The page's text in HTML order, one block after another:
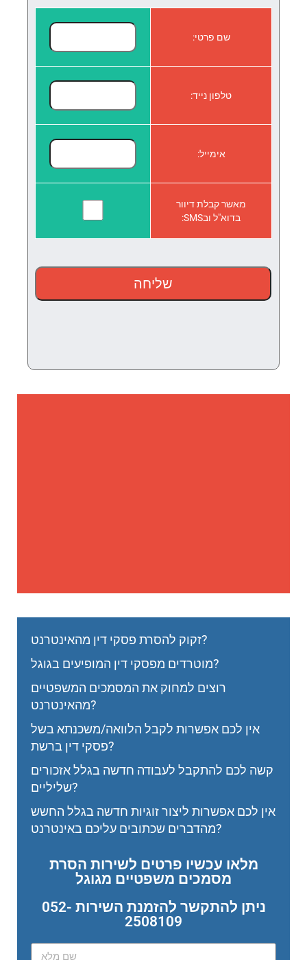
שם פרטי:
טלפון נייד:
אימייל:
מאשר קבלת דיוור
בדוא"ל ובSMS:
זקוק להסרת פסקי דין מהאינטרנט?
מוטרדים מפסקי דין המופיעים בגוגל?
רוצים למחוק את המסמכים המשפטיים
מהאינטרנט?
אין לכם אפשרות לקבל הלוואה/משכנתא בשל
פסקי דין ברשת?
קשה לכם להתקבל לעבודה חדשה בגלל אזכורים
שליליים?
אין לכם אפשרות ליצור זוגיות חדשה בגלל החשש
מהדברים שכתובים עליכם באינטרנט?
מלאו עכשיו פרטים לשירות הסרת
מסמכים משפטיים מגוגל
ניתן להתקשר להזמנת השירות 052-
2508109